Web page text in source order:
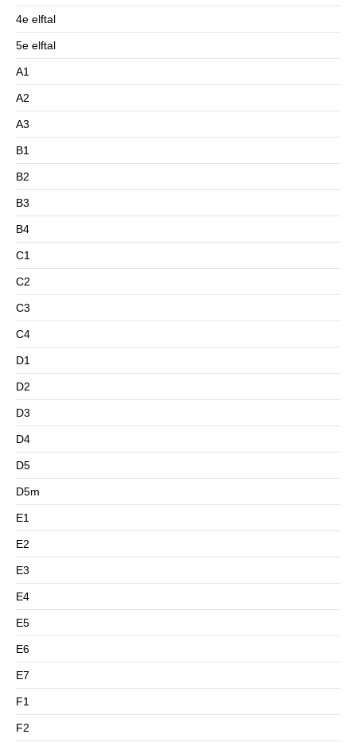
4e elftal
5e elftal
A1
A2
A3
B1
B2
B3
B4
C1
C2
C3
C4
D1
D2
D3
D4
D5
D5m
E1
E2
E3
E4
E5
E6
E7
F1
F2